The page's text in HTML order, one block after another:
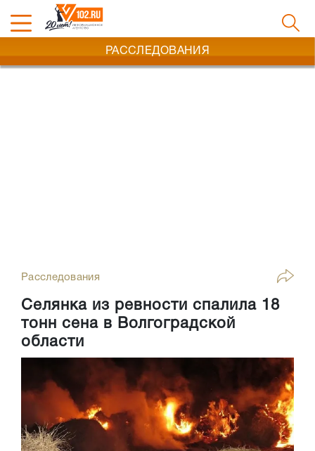
РАССЛЕДОВАНИЯ
Расследования
Селянка из ревности спалила 18
тонн сена в Волгоградской
области